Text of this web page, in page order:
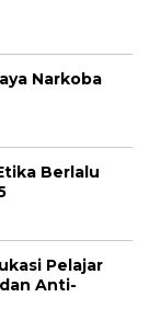
Narkoba
Berlalu
Pelajar
Anti-